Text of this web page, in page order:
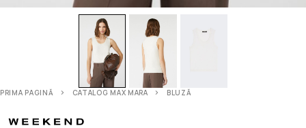
PRIMA PAGINĂ CATALOG MAX MARA BLUZĂ